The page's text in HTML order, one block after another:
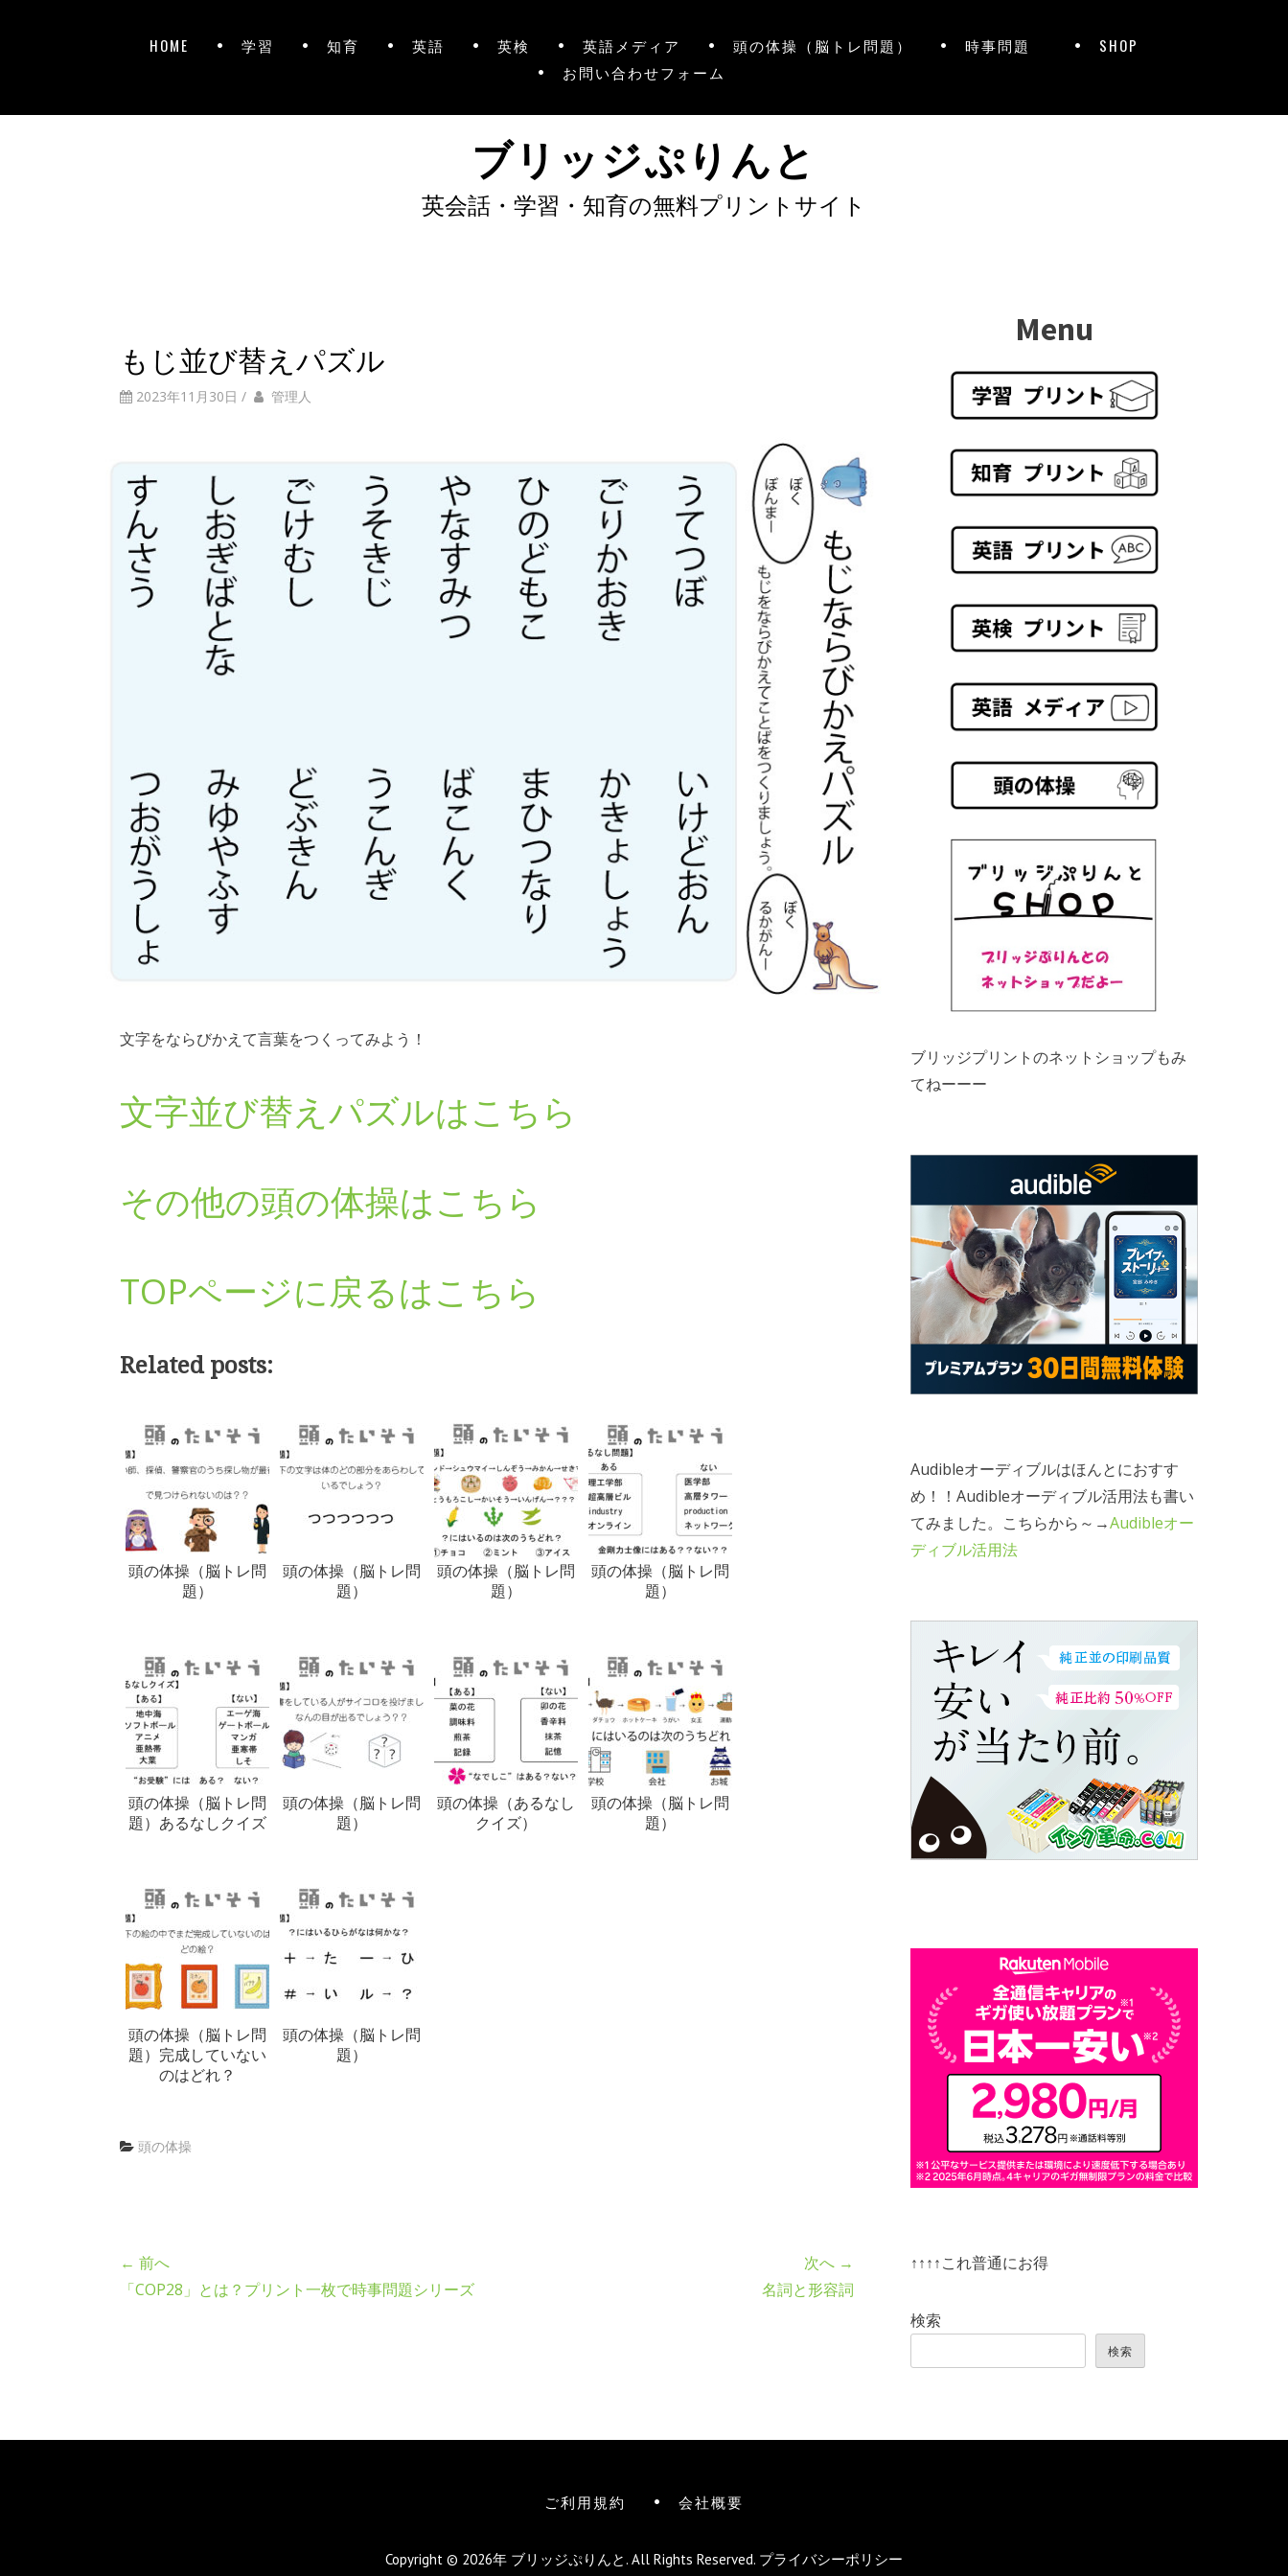
HOME 学習 知育 英語 英検 英語メディア 頭の体操（脳トレ問題） 時事問題
SHOP
お問い合わせフォーム
ブリッジぷりんと
英会話・学習・知育の無料プリントサイト
もじ並び替えパズル
2023年11月30日 / 管理人
文字をならびかえて言葉をつくってみよう！
文字並び替えパズルはこちら
その他の頭の体操はこちら
TOPページに戻るはこちら
Related posts:
頭の体操（脳トレ問
題）
頭の体操（脳トレ問
題）
頭の体操（脳トレ問
題）
頭の体操（脳トレ問
題）
頭の体操（脳トレ問
題）あるなしクイズ
頭の体操（脳トレ問
題）
頭の体操（あるなし
クイズ）
頭の体操（脳トレ問
題）
頭の体操（脳トレ問
題）完成していない
のはどれ？
頭の体操（脳トレ問
題）
頭の体操
← 前へ
「COP28」とは？プリント一枚で時事問題シリーズ
次へ →
名詞と形容詞
Menu
ブリッジプリントのネットショップもみ
てねーーー
Audibleオーディブルはほんとにおすす
め！！Audibleオーディブル活用法も書い
てみました。こちらから～→Audibleオー
ディブル活用法
↑↑↑↑これ普通にお得
検索
検索
ご利用規約 会社概要
Copyright © 2026年 ブリッジぷりんと. All Rights Reserved. プライバシーポリシー